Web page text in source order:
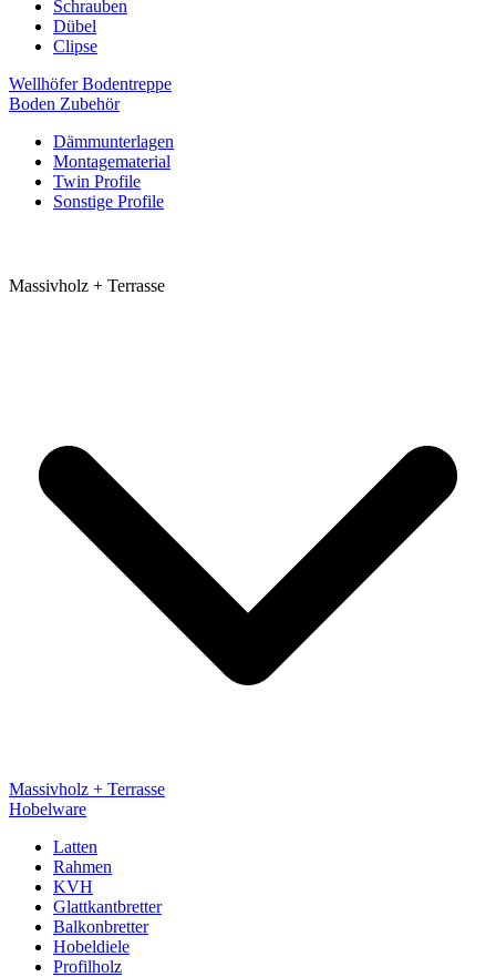
Schrauben
Dübel
Clipse
Wellhöfer Bodentreppe
Boden Zubehör
Dämmunterlagen
Montagematerial
Twin Profile
Sonstige Profile
Massivholz + Terrasse
Massivholz + Terrasse
Hobelware
Latten
Rahmen
KVH
Glattkantbretter
Balkonbretter
Hobeldiele
Profilholz